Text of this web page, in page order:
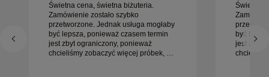
Świetna cena, świetna biżuteria.
Zamówienie zostało szybko
przetworzone. Jednak usługa mogłaby
być lepsza, ponieważ czasem termin
jest zbyt ograniczony, ponieważ
chcieliśmy zobaczyć więcej próbek, ale
Świetna
być
jest zbyt